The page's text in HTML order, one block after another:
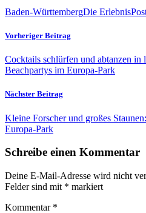
Baden-WürttembergDie
Vorheriger Beitrag
Cocktails schlürfen und abtanzen in
Beachpartys im Europa-Park
Nächster Beitrag
Kleine Forscher und großes
Europa-Park
Schreibe einen Kommentar
Deine E-Mail-Adresse wird nicht
Felder sind mit * markiert
Kommentar *